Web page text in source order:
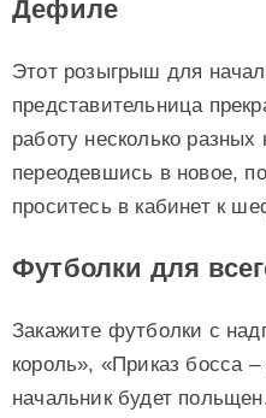
Дефиле
Этот розыгрыш для
представительница
работу несколько
переодевшись в новое,
проситесь в кабинет к
Футболки для
Закажите футболки с
король», «Приказ босса
начальник будет